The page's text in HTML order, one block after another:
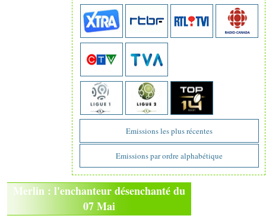
Emissions les plus récentes
Emissions par ordre alphabétique
Merlin : l'enchanteur désenchanté du
07 Mai